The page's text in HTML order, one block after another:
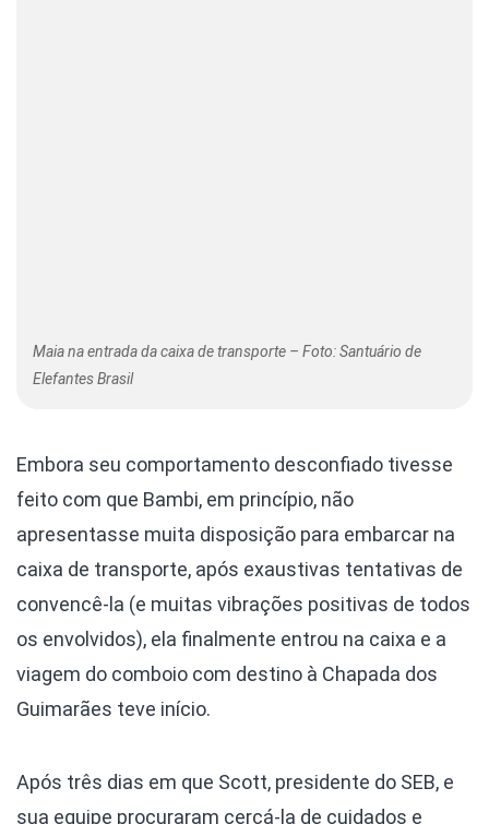
Maia na entrada da caixa de transporte – Foto: Santuário de
Elefantes Brasil
Embora seu comportamento desconfiado tivesse
feito com que Bambi, em princípio, não
apresentasse muita disposição para embarcar na
caixa de transporte, após exaustivas tentativas de
convencê-la (e muitas vibrações positivas de todos
os envolvidos), ela finalmente entrou na caixa e a
viagem do comboio com destino à Chapada dos
Guimarães teve início.
Após três dias em que Scott, presidente do SEB, e
sua equipe procuraram cercá-la de cuidados e